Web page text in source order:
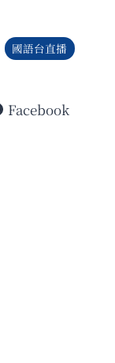
國語台直播
Facebook